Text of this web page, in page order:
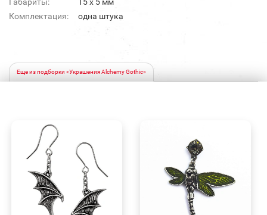
Комплектация:
одна штука
Еще из подборки «Украшения Alchemy Gothic»